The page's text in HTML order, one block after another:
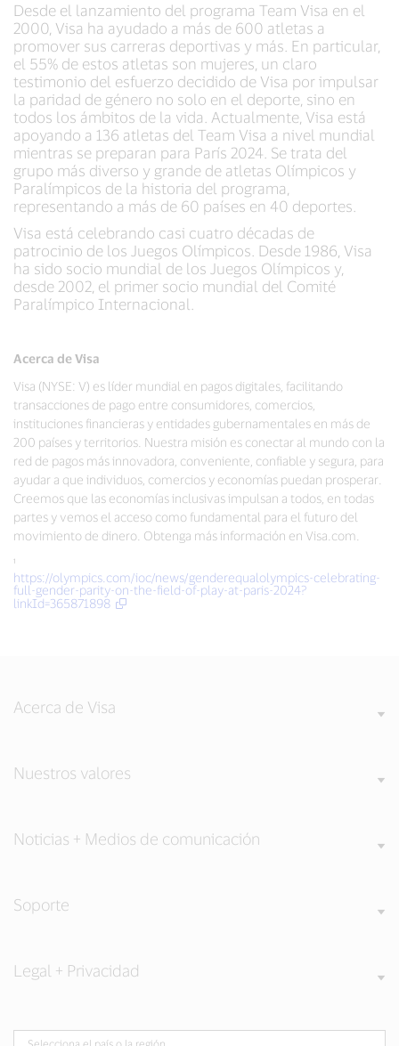
Desde el lanzamiento del programa Team Visa en el
2000, Visa ha ayudado a más de 600 atletas a
promover sus carreras deportivas y más. En particular,
el 55% de estos atletas son mujeres, un claro
testimonio del esfuerzo decidido de Visa por impulsar
la paridad de género no solo en el deporte, sino en
todos los ámbitos de la vida. Actualmente, Visa está
apoyando a 136 atletas del Team Visa a nivel mundial
mientras se preparan para París 2024. Se trata del
grupo más diverso y grande de atletas Olímpicos y
Paralímpicos de la historia del programa,
representando a más de 60 países en 40 deportes.
Visa está celebrando casi cuatro décadas de
patrocinio de los Juegos Olímpicos. Desde 1986, Visa
ha sido socio mundial de los Juegos Olímpicos y,
desde 2002, el primer socio mundial del Comité
Paralímpico Internacional.
Acerca de Visa
Visa (NYSE: V) es líder mundial en pagos digitales, facilitando
transacciones de pago entre consumidores, comercios,
instituciones financieras y entidades gubernamentales en más de
200 países y territorios. Nuestra misión es conectar al mundo con la
red de pagos más innovadora, conveniente, confiable y segura, para
ayudar a que individuos, comercios y economías puedan prosperar.
Creemos que las economías inclusivas impulsan a todos, en todas
partes y vemos el acceso como fundamental para el futuro del
movimiento de dinero. Obtenga más información en Visa.com.
¹
https://olympics.com/ioc/news/genderequalolympics-celebrating-
full-gender-parity-on-the-field-of-play-at-paris-2024?
linkId=365871898
Acerca de Visa
Nuestros valores
Noticias + Medios de comunicación
Soporte
Legal + Privacidad